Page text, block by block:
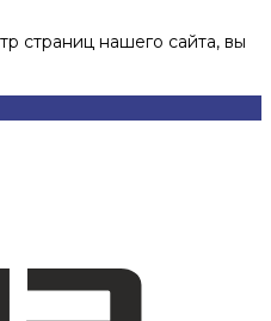
страниц нашего сайта, вы